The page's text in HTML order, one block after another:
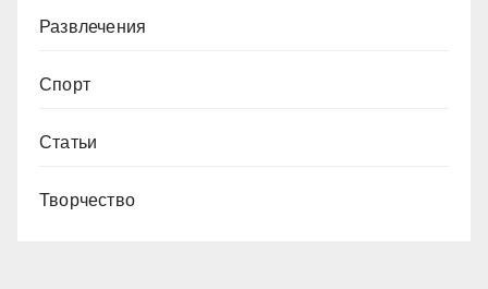
Развлечения
Спорт
Статьи
Творчество